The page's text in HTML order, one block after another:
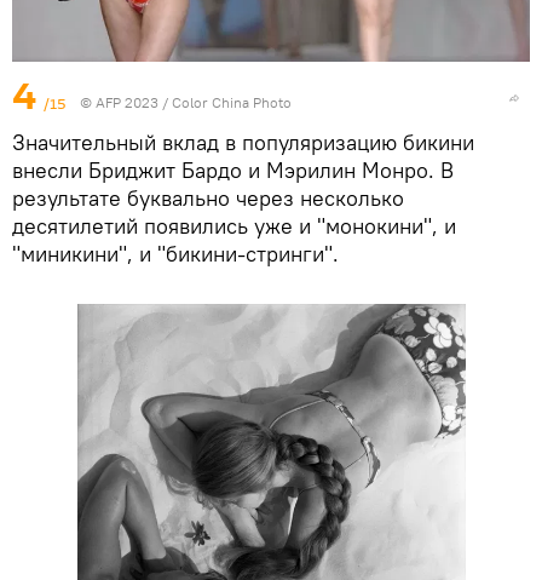
4 /15 © AFP 2023 / Color China Photo
Значительный вклад в популяризацию бикини
внесли Бриджит Бардо и Мэрилин Монро. В
результате буквально через несколько
десятилетий появились уже и "монокини", и
"миникини", и "бикини-стринги".